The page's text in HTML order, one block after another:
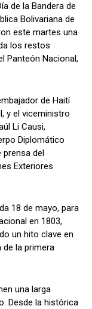
de la Bandera de
Bolivariana de
este martes una
los restos
Panteón Nacional,
de Haití
y el viceministro
Li Causi,
Diplomático
prensa del
Exteriores
18 de mayo, para
en 1803,
un hito clave en
de la primera
una larga
Desde la histórica